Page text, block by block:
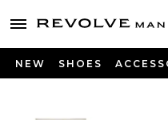
menu - shows more content
Revolve
NEW SHOES